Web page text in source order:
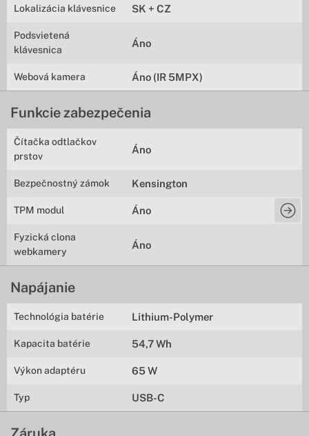
Lokalizácia klávesnice SK + CZ
Podsvietená
klávesnica
Áno
Webová kamera Áno (IR 5MPX)
Funkcie zabezpečenia
Čítačka odtlačkov
prstov
Áno
Bezpečnostný zámok Kensington
TPM modul Áno
Fyzická clona
webkamery
Áno
Napájanie
Technológia batérie Lithium-Polymer
Kapacita batérie 54,7 Wh
Výkon adaptéru 65 W
Typ USB-C